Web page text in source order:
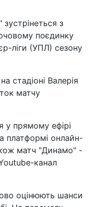
з
поєдинку
ліги (УПЛ) сезону
стадіоні Валерія
матчу
у прямому ефірі
платформі онлайн-
матч "Динамо" -
канал
оцінюють шанси